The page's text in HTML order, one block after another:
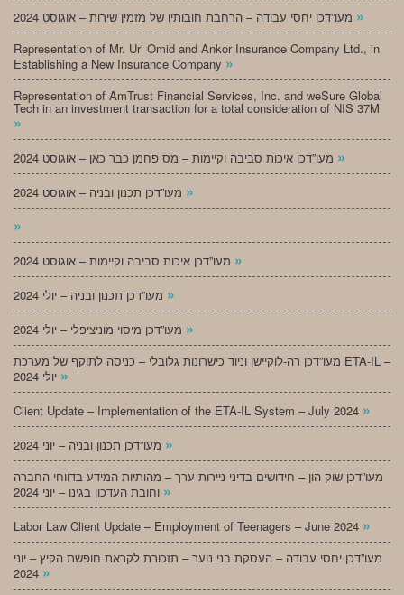
»
Representation of Mr. Uri Omid and Ankor Insurance Company Ltd., in
Establishing a New Insurance Company »
Representation of AmTrust Financial Services, Inc. and weSure Global
Tech in an investment transaction for a total consideration of NIS 37M
»
»
»
»
»
»
»
מעו”דכן רה-לוקיישן וניוד כישרונות גלובלי – כניסה לתוקף של מערכת ETA-IL –
»
Client Update – Implementation of the ETA-IL System – July 2024 »
»
מעו”דכן שוק הון – חידושים בדיני ניירות ערך – מהותיות המידע בדווחי החברה
»
Labor Law Client Update – Employment of Teenagers – June 2024 »
מעו”דכן יחסי עבודה – העסקת בני נוער – תזכורת לקראת חופשת הקיץ – יוני
»